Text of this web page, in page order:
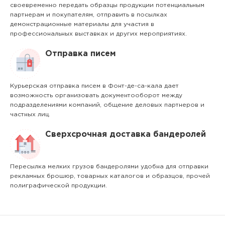
своевременно передать образцы продукции потенциальным
партнерам и покупателям, отправить в посылках
демонстрационные материалы для участия в
профессиональных выставках и других мероприятиях.
Отправка писем
Курьерская отправка писем в Фонт-де-са-кала дает
возможность организовать документооборот между
подразделениями компаний, общение деловых партнеров и
частных лиц.
Сверхсрочная доставка бандеролей
Пересылка мелких грузов бандеролями удобна для отправки
рекламных брошюр, товарных каталогов и образцов, прочей
полиграфической продукции.